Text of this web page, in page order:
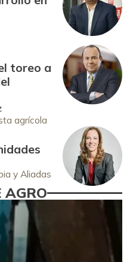
toreo a
agrícola
y Aliadas
AGRO